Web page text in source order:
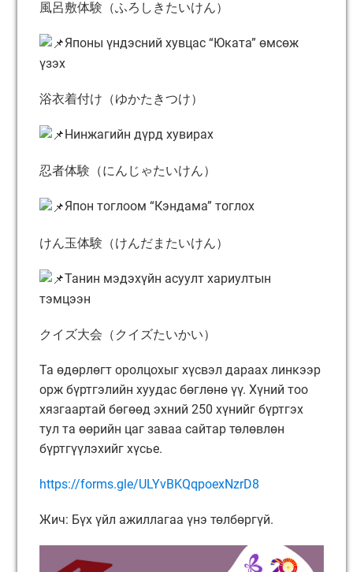
風呂敷体験（ふろしきたいけん）
Японы үндэсний хувцас “Юката” өмсөж
үзэх
浴衣着付け（ゆかたきつけ）
Нинжагийн дүрд хувирах
忍者体験（にんじゃたいけん）
Япон тоглоом “Кэндама” тоглох
けん玉体験（けんだまたいけん）
Танин мэдэхүйн асуулт хариултын
тэмцээн
クイズ大会（クイズたいかい）
Та өдөрлөгт оролцохыг хүсвэл дараах линкээр
орж бүртгэлийн хуудас бөглөнө үү. Хүний тоо
хязгаартай бөгөөд эхний 250 хүнийг бүртгэх
тул та өөрийн цаг заваа сайтар төлөвлөн
бүртгүүлэхийг хүсье.
https://forms.gle/ULYvBKQqpoexNzrD8
Жич: Бүх үйл ажиллагаа үнэ төлбөргүй.